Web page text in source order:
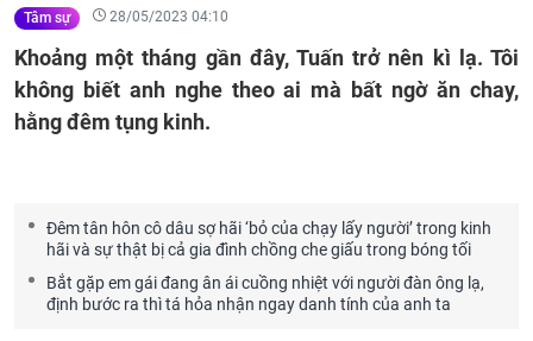
Tâm sự 28/05/2023 04:10
Khoảng một tháng gần đây, Tuấn trở nên kì lạ. Tôi
không biết anh nghe theo ai mà bất ngờ ăn chay,
hằng đêm tụng kinh.
Đêm tân hôn cô dâu sợ hãi ‘bỏ của chạy lấy người’ trong kinh
hãi và sự thật bị cả gia đình chồng che giấu trong bóng tối
Bắt gặp em gái đang ân ái cuồng nhiệt với người đàn ông lạ,
định bước ra thì tá hỏa nhận ngay danh tính của anh ta